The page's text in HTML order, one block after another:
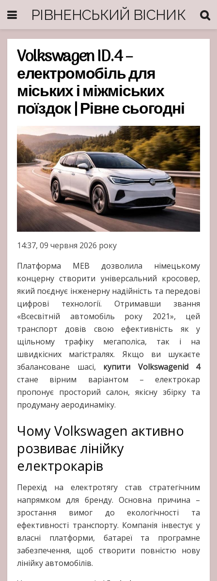
РІВНЕНСЬКИЙ ВІСНИК
Volkswagen ID.4 –
електромобіль для
міських і міжміських
поїздок | Рівне сьогодні
14:37, 09 червня 2026 року
Платформа MEB дозволила німецькому
концерну створити універсальний кросовер,
який поєднує інженерну надійність та передові
цифрові технології. Отримавши звання
«Всесвітній автомобіль року 2021», цей
транспорт довів свою ефективність як у
щільному трафіку мегаполіса, так і на
швидкісних магістралях. Якщо ви шукаєте
збалансоване шасі, купити Volkswagenid 4
стане вірним варіантом – електрокар
пропонує просторий салон, якісну збірку та
продуману аеродинаміку.
Чому Volkswagen активно
розвиває лінійку
електрокарів
Перехід на електротягу став стратегічним
напрямком для бренду. Основна причина –
зростання вимог до екологічності та
ефективності транспорту. Компанія інвестує у
власні платформи, батареї та програмне
забезпечення, щоб створити повністю нову
лінійку автомобілів.